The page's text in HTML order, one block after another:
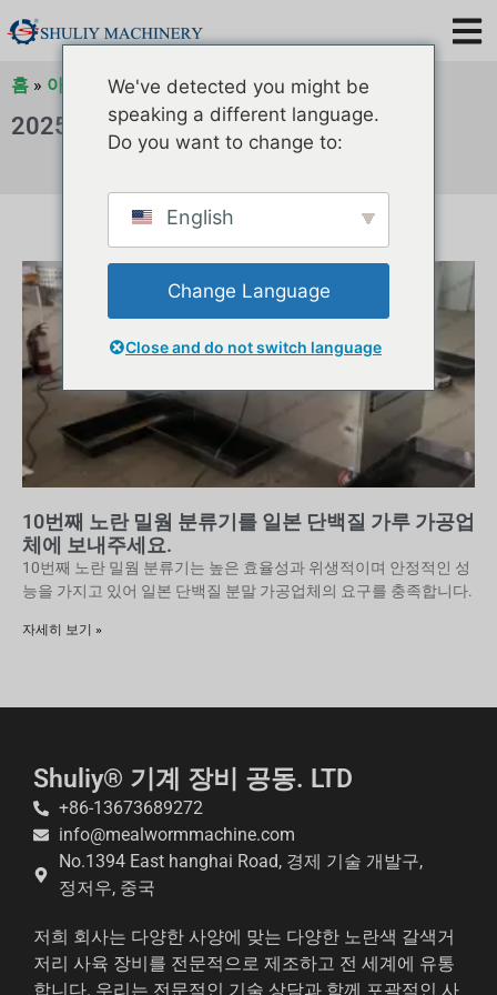
홈 » 아카이브»아카이브
2025년 5월
10번째 노란 밀웜 분류기를 일본 단백질 가루 가공업
체에 보내주세요.
10번째 노란 밀웜 분류기는 높은 효율성과 위생적이며 안정적인 성
능을 가지고 있어 일본 단백질 분말 가공업체의 요구를 충족합니다.
자세히 보기 »
Shuliy® 기계 장비 공동. LTD
+86-13673689272
info@mealwormmachine.com
No.1394 East hanghai Road, 경제 기술 개발구,
정저우, 중국
저희 회사는 다양한 사양에 맞는 다양한 노란색 갈색거
저리 사육 장비를 전문적으로 제조하고 전 세계에 유통
합니다. 우리는 전문적인 기술 상담과 함께 포괄적인 사
We've detected you might be
speaking a different language.
Do you want to change to:
English
Change Language
Close and do not switch language